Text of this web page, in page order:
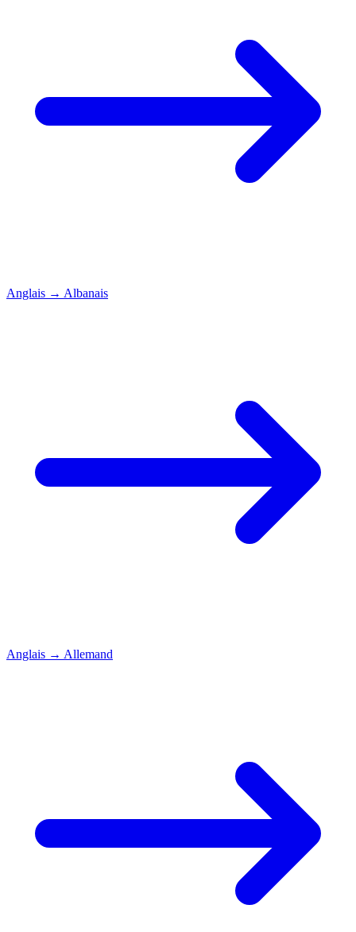
Anglais → Albanais
Anglais → Allemand